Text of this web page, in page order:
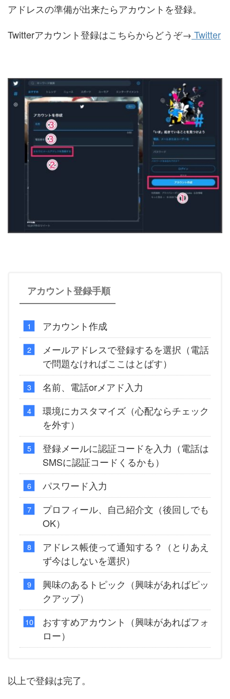
アドレスの準備が出来たらアカウントを登録。
Twitterアカウント登録はこちらからどうぞ→ Twitter
アカウント登録手順
アカウント作成
メールアドレスで登録するを選択（電話
で問題なければここはとばす）
名前、電話orメアド入力
環境にカスタマイズ（心配ならチェック
を外す）
登録メールに認証コードを入力（電話は
SMSに認証コードくるかも）
パスワード入力
プロフィール、自己紹介文（後回しでも
OK）
アドレス帳使って通知する？（とりあえ
ず今はしないを選択）
興味のあるトピック（興味があればピッ
クアップ）
おすすめアカウント（興味があればフォ
ロー）
以上で登録は完了。